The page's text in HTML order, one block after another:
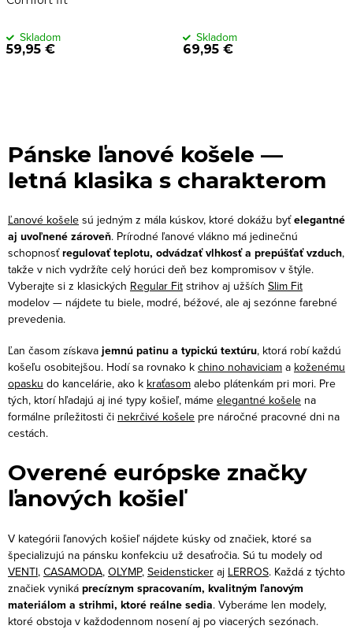
59,95 €
Skladom
69,95 €
Skladom
v
l
á
a
c
i
e
p
r
v
k
y
v
ý
i
s
Pánske ľanové košele —
letná klasika s charakterom
Ľanové košele sú jedným z mála kúskov, ktoré dokážu byťelegantné
aj uvoľnené zároveň. Prírodné ľanové vlákno má jedinečnú
schopnosťregulovať teplotu, odvádzať vlhkosť a prepúšťať vzduch,
takže v nich vydržíte celý horúci deň bez kompromisov v štýle.
Vyberajte si z klasických Regular Fit strihov aj užších Slim Fit
modelov — nájdete tu biele, modré, béžové, ale aj sezónne farebné
prevedenia.
Ľan časom získava jemnú patinu a typickú textúru, ktorá robí každú
košeľu osobitejšou. Hodí sa rovnako k chino nohaviciam a koženému
opasku do kancelárie, ako k kraťasom alebo plátenkám pri mori. Pre
tých, ktorí hľadajú aj iné typy košieľ, máme elegantné košele na
formálne príležitosti či nekrčivé košele pre náročné pracovné dni na
cestách.
Overené európske značky
ľanových košieľ
V kategórii ľanových košieľ nájdete kúsky od značiek, ktoré sa
špecializujú na pánsku konfekciu už desaťročia. Sú tu modely od
VENTI, CASAMODA, OLYMP, Seidensticker aj LERROS. Každá z týchto
značiek vyniká precíznym spracovaním, kvalitným ľanovým
materiálom a strihmi, ktoré reálne sedia. Vyberáme len modely,
ktoré obstoja v každodennom nosení aj po viacerých sezónach.